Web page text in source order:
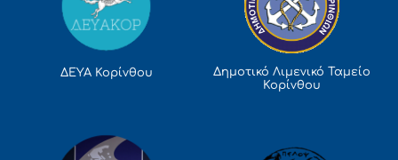
ΔΕΥΑ Κορίνθου
Δημοτικό Λιμενικό Ταμείο
Κορίνθου